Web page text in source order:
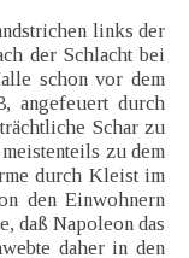
links der
der Schlacht bei
schon vor dem
angefeuert durch
Schar zu
zu dem
durch Kleist im
den Einwohnern
daß Napoleon das
daher in den